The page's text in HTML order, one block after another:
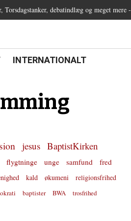
debatindlæg og meget mere
22.0:
INTERNATIONALT
jesus BaptistKirken
flygtninge unge samfund
fred
kald økumeni
religionsfrihed
baptister BWA
trosfrihed